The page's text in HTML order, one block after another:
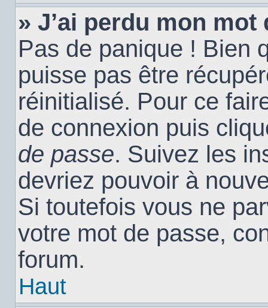
» J’ai perdu mon mot
Pas de panique ! Bien
puisse pas être
réinitialisé. Pour ce
de connexion puis
de passe. Suivez les
devriez pouvoir à
Si toutefois vous ne
votre mot de passe,
forum.
Haut